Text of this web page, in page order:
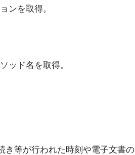
ンを取得。
ッド名を取得。
き等が行われた時刻や電子文書の